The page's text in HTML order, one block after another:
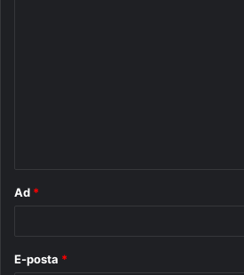
Ad *
E-posta *